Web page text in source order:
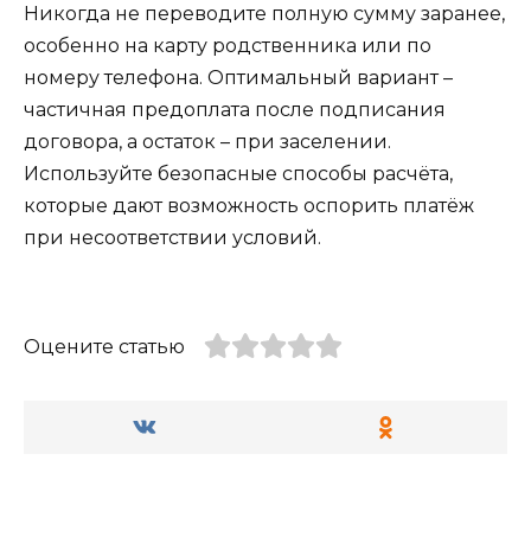
Никогда не переводите полную сумму заранее,
особенно на карту родственника или по
номеру телефона. Оптимальный вариант –
частичная предоплата после подписания
договора, а остаток – при заселении.
Используйте безопасные способы расчёта,
которые дают возможность оспорить платёж
при несоответствии условий.
Оцените статью